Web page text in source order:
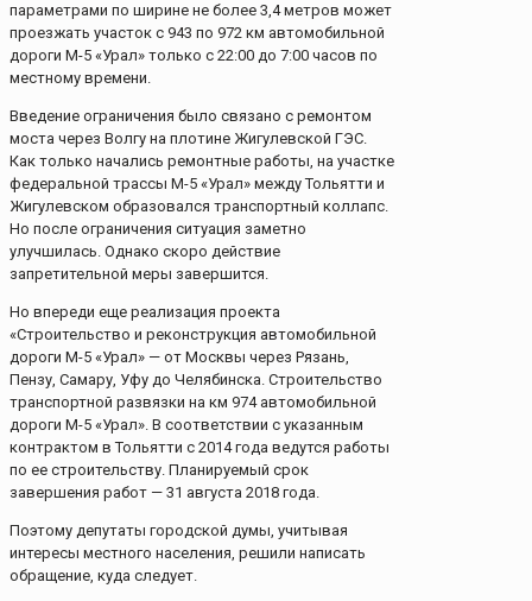
параметрами по ширине не более 3,4 метров может
проезжать участок с 943 по 972 км автомобильной
дороги М-5 «Урал» только с 22:00 до 7:00 часов по
местному времени.
Введение ограничения было связано с ремонтом
моста через Волгу на плотине Жигулевской ГЭС.
Как только начались ремонтные работы, на участке
федеральной трассы М-5 «Урал» между Тольятти и
Жигулевском образовался транспортный коллапс.
Но после ограничения ситуация заметно
улучшилась. Однако скоро действие
запретительной меры завершится.
Но впереди еще реализация проекта
«Строительство и реконструкция автомобильной
дороги М-5 «Урал» — от Москвы через Рязань,
Пензу, Самару, Уфу до Челябинска. Строительство
транспортной развязки на км 974 автомобильной
дороги М-5 «Урал». В соответствии с указанным
контрактом в Тольятти с 2014 года ведутся работы
по ее строительству. Планируемый срок
завершения работ — 31 августа 2018 года.
Поэтому депутаты городской думы, учитывая
интересы местного населения, решили написать
обращение, куда следует.